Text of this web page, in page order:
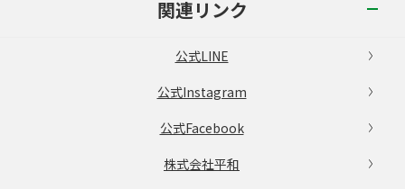
関連リンク
公式LINE
公式Instagram
公式Facebook
株式会社平和